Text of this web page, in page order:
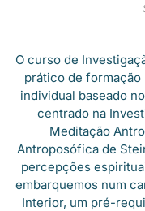
O curso de
prático de
individual baseado
centrado na
Meditação
Antroposófica de
percepções
embarquemos num
Interior, um pré-